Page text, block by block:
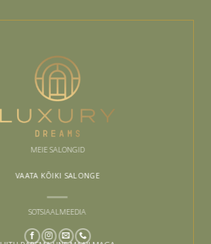
MEIE SALONGID
VAATA KÕIKI SALONGE
SOTSIAALMEEDIA